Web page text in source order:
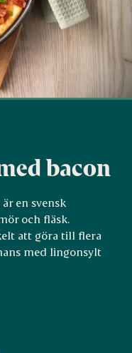
bacon
en svensk
och fläsk.
att göra till flera
med lingonsylt